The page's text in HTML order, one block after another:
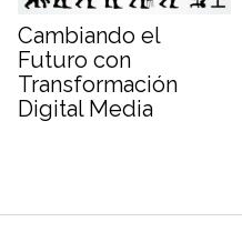
Cambiando el
Futuro con
Transformación
Digital Media